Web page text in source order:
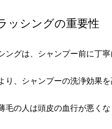
ッシングの重要性
ングは、シャンプー前に丁
り、シャンプーの洗浄効果
毛の人は頭皮の血行が悪く